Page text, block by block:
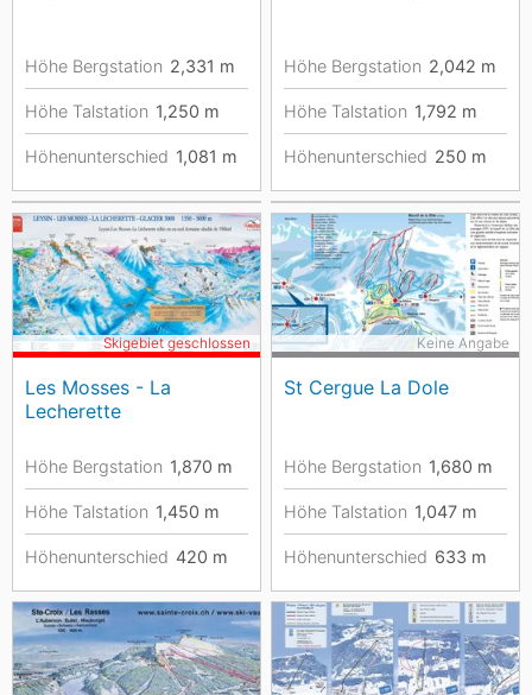
Höhe Bergstation 2,331 m
Höhe Talstation 1,250 m
Höhenunterschied 1,081 m
Höhe Bergstation 2,042 m
Höhe Talstation 1,792 m
Höhenunterschied 250 m
Les Mosses - La
Lecherette
Skigebiet geschlossen
Höhe Bergstation 1,870 m
Höhe Talstation 1,450 m
Höhenunterschied 420 m
St Cergue La Dole
Keine Angabe
Höhe Bergstation 1,680 m
Höhe Talstation 1,047 m
Höhenunterschied 633 m